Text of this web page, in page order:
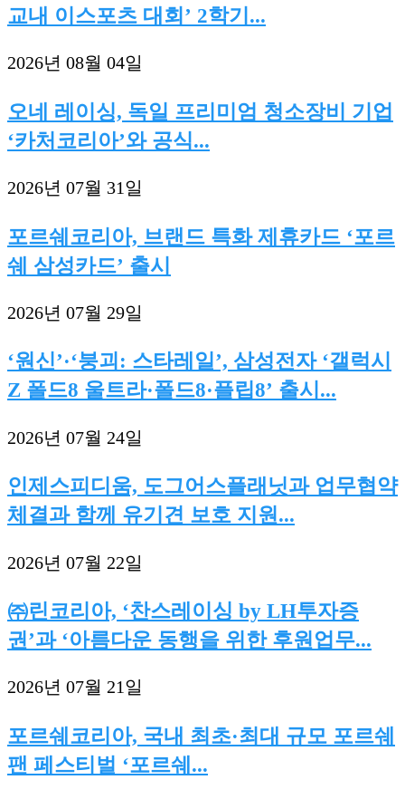
교내 이스포츠 대회’ 2학기...
2026년 08월 04일
오네 레이싱, 독일 프리미엄 청소장비 기업
‘카처코리아’와 공식...
2026년 07월 31일
포르쉐코리아, 브랜드 특화 제휴카드 ‘포르
쉐 삼성카드’ 출시
2026년 07월 29일
‘원신’·‘붕괴: 스타레일’, 삼성전자 ‘갤럭시
Z 폴드8 울트라·폴드8·플립8’ 출시...
2026년 07월 24일
인제스피디움, 도그어스플래닛과 업무협약
체결과 함께 유기견 보호 지원...
2026년 07월 22일
㈜린코리아, ‘찬스레이싱 by LH투자증
권’과 ‘아름다운 동행을 위한 후원업무...
2026년 07월 21일
포르쉐코리아, 국내 최초·최대 규모 포르쉐
팬 페스티벌 ‘포르쉐...